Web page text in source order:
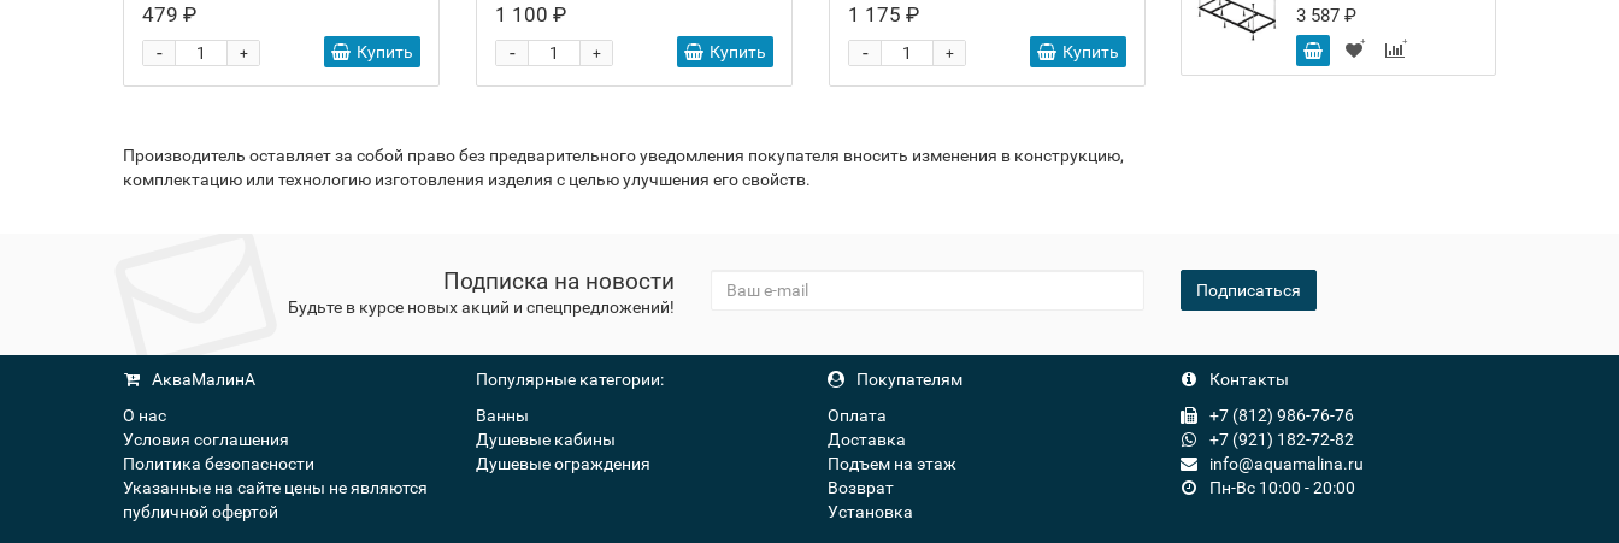
479 ₽
+
- Купить
1 100 ₽
+
- Купить
1 175 ₽
+
- Купить
1 175 ₽
+
Производитель оставляет за собой право без предварительного уведомления покупателя вносить изменения в конструкцию,
комплектацию или технологию изготовления изделия с целью улучшения его свойств.
3 587 ₽
Подписка на новости
Будьте в курсе новых акций и спецпредложений!
Подписаться
АкваМалинА
О нас
Условия соглашения
Политика безопасности
Указанные на сайте цены не являются
публичной офертой
Популярные категории:
Ванны
Душевые кабины
Душевые ограждения
Покупателям
Оплата
Доставка
Подъем на этаж
Возврат
Установка
Контакты
+7 (812) 986-76-76
+7 (921) 182-72-82
info@aquamalina.ru
Пн-Вс 10:00 - 20:00